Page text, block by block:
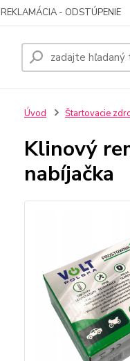
REKLAMÁCIA - ODSTÚPENIE
Úvod Štartovacie
Klinový
nabíjačka